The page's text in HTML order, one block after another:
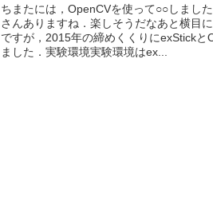
ちまたには，OpenCVを使って○○しまし
さんありますね．楽しそうだなあと横目
ですが，2015年の締めくくりにexStickと
ました．実験環境実験環境はex...